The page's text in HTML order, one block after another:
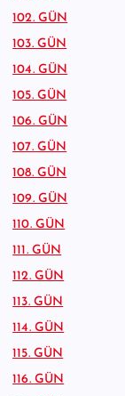
102. GÜN
103. GÜN
104. GÜN
105. GÜN
106. GÜN
107. GÜN
108. GÜN
109. GÜN
110. GÜN
111. GÜN
112. GÜN
113. GÜN
114. GÜN
115. GÜN
116. GÜN